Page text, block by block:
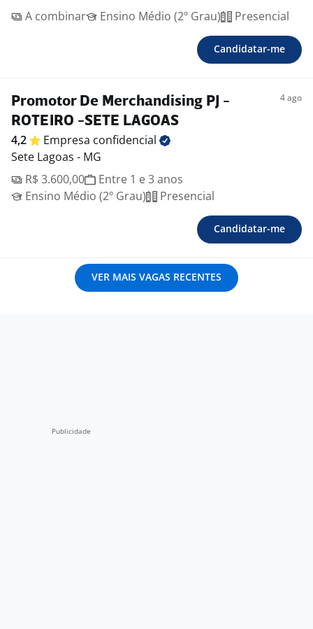
A combinar
Ensino Médio (2º Grau) Presencial
Candidatar-me
Promotor De Merchandising PJ -
ROTEIRO -SETE LAGOAS
4 ago
4,2 Empresa confidencial
Sete Lagoas - MG
R$ 3.600,00
Entre 1 e 3 anos
Ensino Médio (2º Grau)
Presencial
Candidatar-me
VER MAIS VAGAS RECENTES